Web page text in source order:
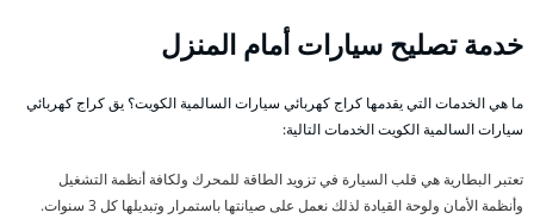
خدمة تصليح سيارات أمام المنزل
ما هي الخدمات التي يقدمها كراج كهربائي سيارات السالمية الكويت؟ يق كراج كهربائي
سيارات السالمية الكويت الخدمات التالية:
تعتبر البطارية هي قلب السيارة في تزويد الطاقة للمحرك ولكافة أنظمة التشغيل
وأنظمة الأمان ولوحة القيادة لذلك نعمل على صيانتها باستمرار وتبديلها كل 3 سنوات.